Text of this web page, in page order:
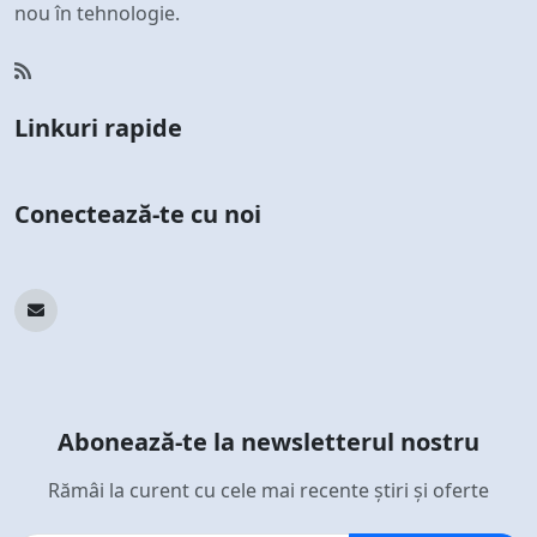
nou în tehnologie.
Linkuri rapide
Conectează-te cu noi
Abonează-te la newsletterul nostru
Rămâi la curent cu cele mai recente știri și oferte